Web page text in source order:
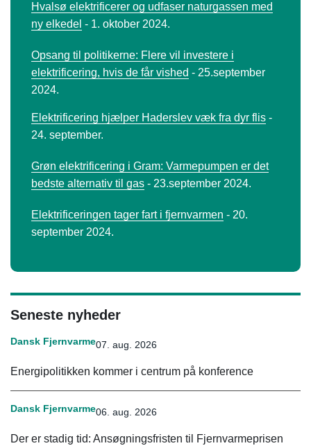
Hvalsø elektrificerer og udfaser naturgassen med
ny elkedel - 1. oktober 2024.
Opsang til politikerne: Flere vil investere i
elektrificering, hvis de får vished - 25.september
2024.
Elektrificering hjælper Haderslev væk fra dyr flis -
24. september.
Grøn elektrificering i Gram: Varmepumpen er det
bedste alternativ til gas - 23.september 2024.
Elektrificeringen tager fart i fjernvarmen - 20.
september 2024.
Seneste nyheder
Dansk Fjernvarme07. aug. 2026
Energipolitikken kommer i centrum på konference
Dansk Fjernvarme06. aug. 2026
Der er stadig tid: Ansøgningsfristen til Fjernvarmeprisen